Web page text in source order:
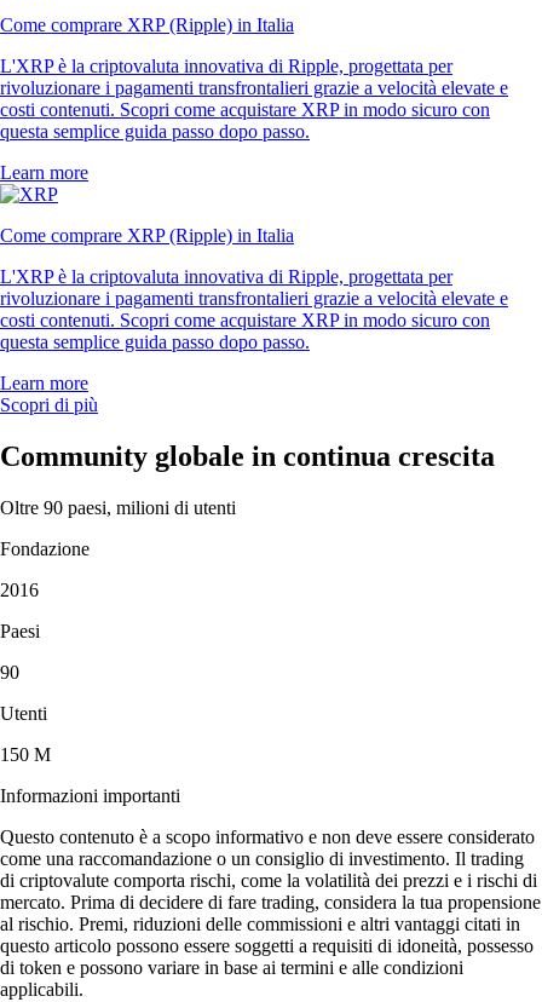
Come comprare XRP (Ripple) in Italia
L'XRP è la criptovaluta innovativa di Ripple, progettata per
rivoluzionare i pagamenti transfrontalieri grazie a velocità elevate e
costi contenuti. Scopri come acquistare XRP in modo sicuro con
questa semplice guida passo dopo passo.
Learn more
Come comprare XRP (Ripple) in Italia
L'XRP è la criptovaluta innovativa di Ripple, progettata per
rivoluzionare i pagamenti transfrontalieri grazie a velocità elevate e
costi contenuti. Scopri come acquistare XRP in modo sicuro con
questa semplice guida passo dopo passo.
Learn more
Scopri di più
Community globale in continua crescita
Oltre 90 paesi, milioni di utenti
Fondazione
2016
Paesi
90
Utenti
150 M
Informazioni importanti
Questo contenuto è a scopo informativo e non deve essere considerato
come una raccomandazione o un consiglio di investimento. Il trading
di criptovalute comporta rischi, come la volatilità dei prezzi e i rischi di
mercato. Prima di decidere di fare trading, considera la tua propensione
al rischio. Premi, riduzioni delle commissioni e altri vantaggi citati in
questo articolo possono essere soggetti a requisiti di idoneità, possesso
di token e possono variare in base ai termini e alle condizioni
applicabili.